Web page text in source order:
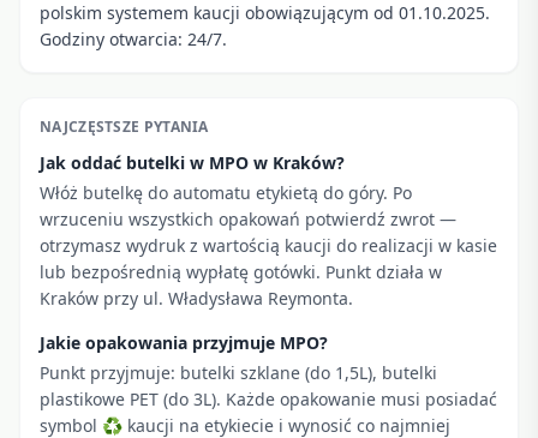
polskim systemem kaucji obowiązującym od 01.10.2025.
Godziny otwarcia: 24/7.
NAJCZĘSTSZE PYTANIA
Jak oddać butelki w MPO w Kraków?
Włóż butelkę do automatu etykietą do góry. Po
wrzuceniu wszystkich opakowań potwierdź zwrot —
otrzymasz wydruk z wartością kaucji do realizacji w kasie
lub bezpośrednią wypłatę gotówki. Punkt działa w
Kraków przy ul. Władysława Reymonta.
Jakie opakowania przyjmuje MPO?
Punkt przyjmuje: butelki szklane (do 1,5L), butelki
plastikowe PET (do 3L). Każde opakowanie musi posiadać
symbol ♻ kaucji na etykiecie i wynosić co najmniej